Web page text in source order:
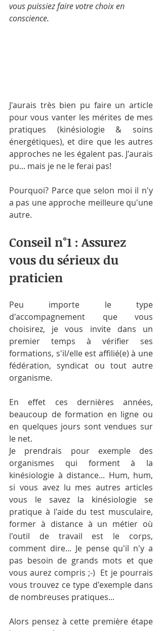
vous puissiez faire votre choix en
conscience.
J'aurais très bien pu faire un article
pour vous vanter les mérites de mes
pratiques (kinésiologie & soins
énergétiques), et dire que les autres
approches ne les égalent pas. J'aurais
pu... mais je ne le ferai pas!
Pourquoi? Parce que selon moi il n'y
a pas une approche meilleure qu'une
autre.
Conseil n°1 : Assurez
vous du sérieux du
praticien
Peu importe le type
d'accompagnement que vous
choisirez, je vous invite dans un
premier temps à vérifier ses
formations, s'il/elle est affilié(e) à une
fédération, syndicat ou tout autre
organisme.
En effet ces dernières années,
beaucoup de formation en ligne ou
en quelques jours sont vendues sur
le net.
Je prendrais pour exemple des
organismes qui forment à la
kinésiologie à distance... Hum, hum,
si vous avez lu mes autres articles
vous le savez la kinésiologie se
pratique à l'aide du test musculaire,
former à distance à un métier où
l'outil de travail est le corps,
comment dire... Je pense qu'il n'y a
pas besoin de grands mots et que
vous aurez compris ;-)  Et je pourrais
vous trouvez ce type d'exemple dans
de nombreuses pratiques...
Alors pensez à cette première étape